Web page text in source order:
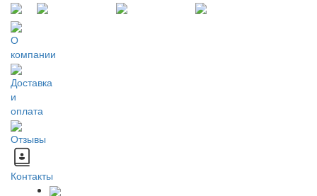
О
компании
Доставка
и
оплата
Отзывы
Контакты